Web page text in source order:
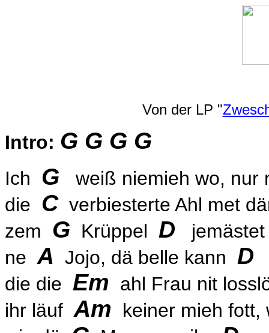
Von der LP "
Intro: G G G G
Ich G weiß niemieh wo,
die Cverbiesterte Ahl met
zem G Krüppel D
ne A Jojo, dä belle kann D
die die Em ahl Frau nit
ihr läuf Am keiner mieh